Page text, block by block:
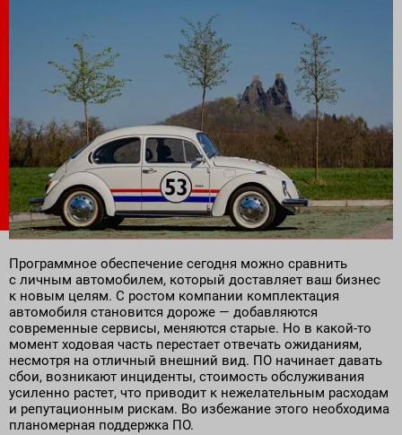
Поставка программного обеспечения и оборудования
Программное обеспечение сегодня можно сравнить
с личным автомобилем, который доставляет ваш бизнес
к новым целям. С ростом компании комплектация
автомобиля становится дороже — добавляются
современные сервисы, меняются старые. Но в какой-то
момент ходовая часть перестает отвечать ожиданиям,
несмотря на отличный внешний вид. ПО начинает давать
сбои, возникают инциденты, стоимость обслуживания
усиленно растет, что приводит к нежелательным расходам
и репутационным рискам. Во избежание этого необходима
планомерная поддержка ПО.